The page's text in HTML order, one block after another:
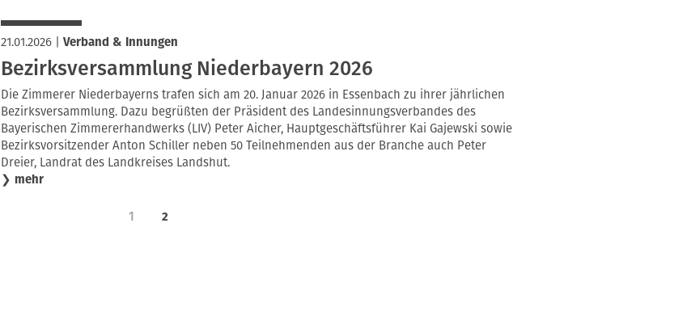
21.01.2026| Verband & Innungen
Bezirksversammlung Niederbayern 2026
Die Zimmerer Niederbayerns trafen sich am 20. Januar 2026 in Essenbach zu ihrer jährlichen
Bezirksversammlung. Dazu begrüßten der Präsident des Landesinnungsverbandes des
Bayerischen Zimmererhandwerks (LIV) Peter Aicher, Hauptgeschäftsführer Kai Gajewski sowie
Bezirksvorsitzender Anton Schiller neben 50 Teilnehmenden aus der Branche auch Peter
Dreier, Landrat des Landkreises Landshut.
❯ mehr
1 2